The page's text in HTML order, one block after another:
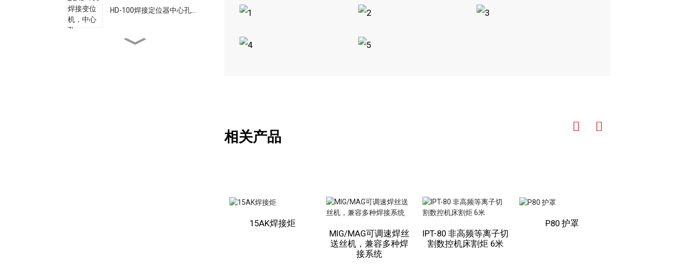
HD-100焊接定位器中心孔...
相关产品
15AK焊接炬
MIG/MAG可调速焊丝
送丝机，兼容多种焊
接系统
IPT-80 非高频等离子切
割数控机床割炬 6米
P80 护罩